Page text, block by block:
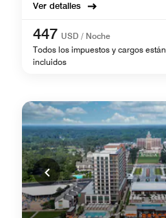
Ver detalles
447 USD / Noche
Todos los impuestos y cargos están
incluidos